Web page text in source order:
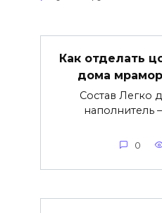
Как отделать
дома
Состав Легко
наполнитель
0